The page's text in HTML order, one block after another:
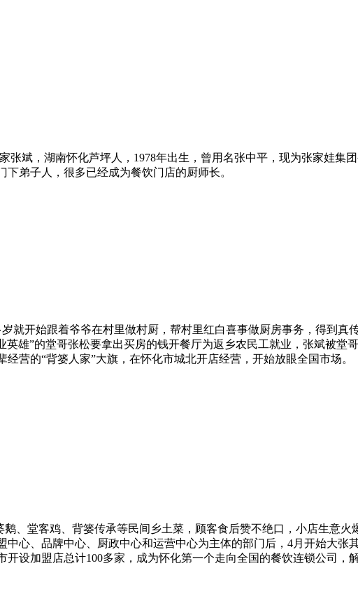
斌，湖南怀化芦坪人，1978年出生，曾用名张中平，现为张家娃集
弟子人，很多已经成为餐饮门店的厨师长。
开始跟着爷爷在村里做村厨，帮村里红白喜事做厨房事务，得到真
雄”的堂哥张松要拿出买房的钱开餐厅为返乡农民工就业，张斌被堂
营的“背篓人家”大旗，在怀化市城北开店经营，开始放眼全国市场。
堂客鸡、背篓传承等民间乡土菜，顾客食后赞不绝口，小店生意火
心、品牌中心、厨政中心和运营中心为主体的部门后，4月开始大张
设加盟店总计100多家，成为怀化第一个走向全国的餐饮连锁公司，